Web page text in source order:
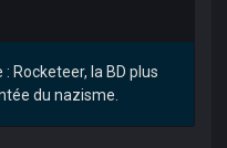
Rocketeer, la BD plus
du nazisme.